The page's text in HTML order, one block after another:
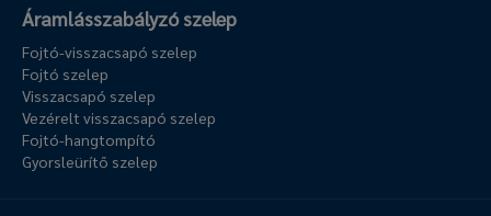
Áramlásszabályzó szelep
Fojtó-visszacsapó szelep
Fojtó szelep
Visszacsapó szelep
Vezérelt visszacsapó szelep
Fojtó-hangtompító
Gyorsleürítő szelep